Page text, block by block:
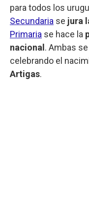
para todos los
Secundaria se jura
Primaria se hace la
nacional . Ambas
celebrando el
Artigas.